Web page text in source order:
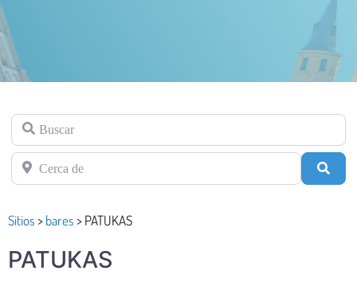
Buscar
Cerca de
Sitios >bares >PATUKAS
PATUKAS